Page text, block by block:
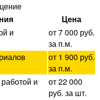
Цена
и
от 7 000 руб.
за п.м.
от 1 900 руб.
за п.м.
и
от 22 000
руб. за шт.